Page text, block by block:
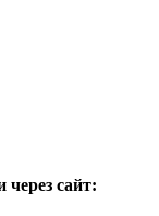
сайт: